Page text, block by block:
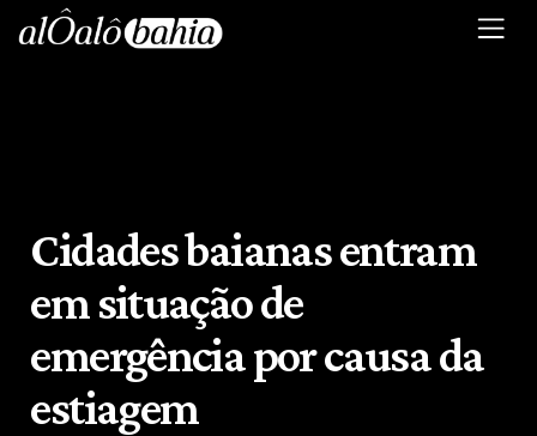
Cidades baianas entram
em situação de
emergência por causa da
estiagem